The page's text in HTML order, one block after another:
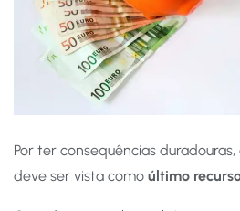
Por ter consequências
deve ser vista como último